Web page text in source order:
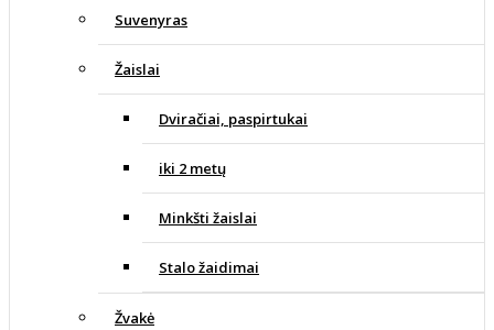
Suvenyras
Žaislai
Dviračiai, paspirtukai
iki 2 metų
Minkšti žaislai
Stalo žaidimai
Žvakė